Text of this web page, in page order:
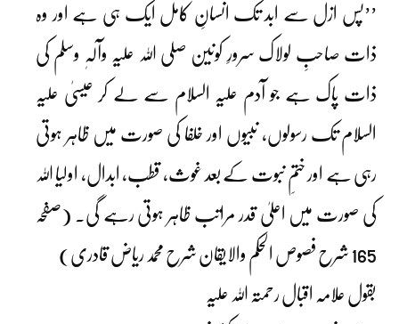
’’پس ازل سے ابد تک انسانِ کامل ایک ہی ہے اور وہ
ذات صاحبِ لولاک سرورِ کونین صلی اللہ علیہ وآلہٖ وسلم کی
ذات پاک ہے جو آدم علیہ السلام سے لے کر عیسیٰ علیہ
السلام تک رسولوں، نبیوں اور خلفا کی صورت میں ظاہر ہوتی
رہی ہے اور ختمِ نبوت کے بعد غوث، قطب، ابدال، اولیا اللہ
کی صورت میں اعلیٰ قدر مراتب ظاہر ہوتی رہے گی۔ (صفحہ
165 شرح فصوص الحکم والایقان شرح محمد ریاض قادری)
بقول علامہ اقبال رحمتہ اللہ علیہ